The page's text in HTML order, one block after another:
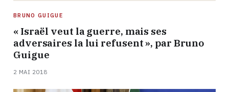
BRUNO GUIGUE
« Israël veut la guerre, mais ses
adversaires la lui refusent », par Bruno
Guigue
2 MAI 2018